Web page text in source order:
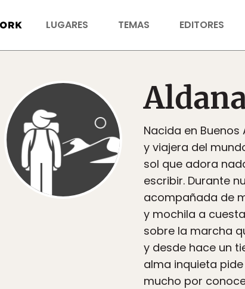
LUGARES TEMAS EDITORES
Nacida en
y viajera del
sol que adora
escribir. Durante
acompañada de
y mochila a
sobre la marcha
y desde hace un
alma inquieta
mucho por